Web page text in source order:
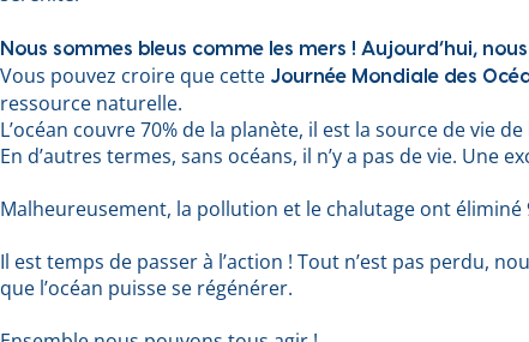
Nous sommes bleus comme les mers ! Aujourd’hui,
Vous pouvez croire que cette Journée Mondiale des
ressource naturelle.
L’océan couvre 70% de la planète, il est la source de vie
En d’autres termes, sans océans, il n’y a pas de vie.
Malheureusement, la pollution et le chalutage ont
Il est temps de passer à l’action ! Tout n’est pas perdu,
que l’océan puisse se régénérer.